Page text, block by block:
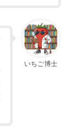
いちご博士